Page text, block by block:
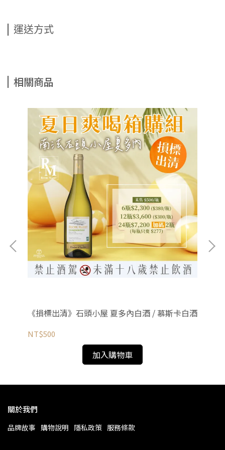
運送方式
相關商品
《損標出清》石頭小屋 夏多內白酒 / 慕斯卡白酒
NT$500
加入購物車
關於我們
品牌故事 購物說明 隱私政策 服務條款